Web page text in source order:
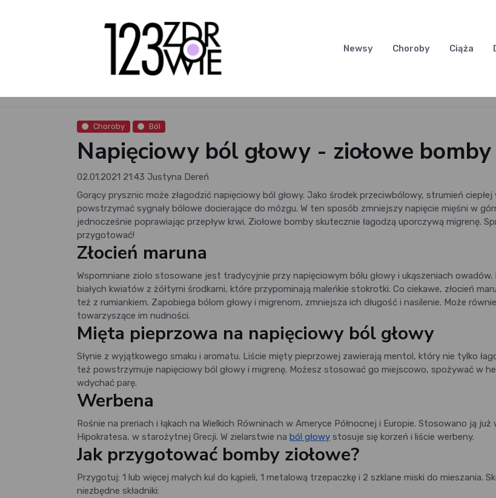
Newsy Choroby Ciąża
Choroby Ból
Napięciowy ból głowy - ziołowe
02.01.2021 21:43 Justyna Dereń
Gorący prysznic może złagodzić napięciowy ból głowy. Jako środek przeciwbólowy, strumień
powstrzymać sygnały bólowe docierające do mózgu. W ten sposób zmniejszy napięcie mięśni w
jednocześnie poprawiając przepływ krwi. Ziołowe bomby skutecznie łagodzą uporczywą migrenę.
przygotować!
Złocień maruna
Wspomniane zioło stosowane jest tradycyjnie przy napięciowym bólu głowy i ukąszeniach owadów.
białych kwiatów z żółtymi środkami, które przypominają maleńkie stokrotki. Co ciekawe, złocień
też z rumiankiem. Zapobiega bólom głowy i migrenom, zmniejsza ich długość i nasilenie. Może
towarzyszące im nudności.
Mięta pieprzowa na napięciowy ból głowy
Słynie z wyjątkowego smaku i aromatu. Liście mięty pieprzowej zawierają mentol, który nie tylko
też powstrzymuje napięciowy ból głowy i migrenę. Możesz stosować go miejscowo, spożywać w
wdychać parę.
Werbena
Rośnie na preriach i łąkach na Wielkich Równinach w Ameryce Północnej i Europie. Stosowano ją już
Hipokratesa, w starożytnej Grecji. W zielarstwie na ból głowy stosuje się korzeń i liście werbeny.
Jak przygotować bomby ziołowe?
Przygotuj: 1 lub więcej małych kul do kąpieli, 1 metalową trzepaczkę i 2 szklane miski do mieszania.
niezbędne składniki: